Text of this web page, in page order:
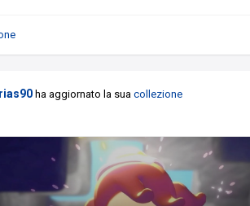
ha aggiornato la suacollezione